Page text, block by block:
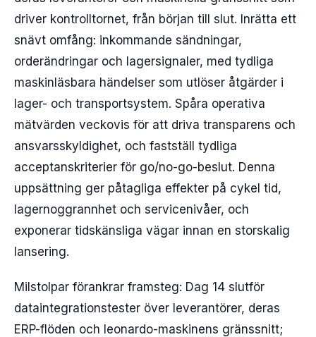
driver kontrolltornet, från början till slut. Inrätta ett
snävt omfång: inkommande sändningar,
orderändringar och lagersignaler, med tydliga
maskinläsbara händelser som utlöser åtgärder i
lager- och transportsystem. Spåra operativa
mätvärden veckovis för att driva transparens och
ansvarsskyldighet, och fastställ tydliga
acceptanskriterier för go/no-go-beslut. Denna
uppsättning ger påtagliga effekter på cykel tid,
lagernoggrannhet och servicenivåer, och
exponerar tidskänsliga vägar innan en storskalig
lansering.
Milstolpar förankrar framsteg: Dag 14 slutför
dataintegrationstester över leverantörer, deras
ERP-flöden och leonardo-maskinens gränssnitt;